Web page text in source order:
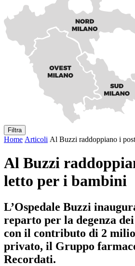
Filtra
Home Articoli Al Buzzi raddoppiano i
Al Buzzi
letto per i bambini
L’Ospedale Buzzi
reparto per la degenza
con il contributo di 2 milioni di euro di un
privato, il Gruppo
Recordati.